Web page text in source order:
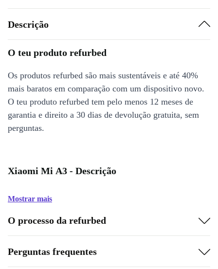
Descrição
O teu produto refurbed
Os produtos refurbed são mais sustentáveis e até 40%
mais baratos em comparação com um dispositivo novo.
O teu produto refurbed tem pelo menos 12 meses de
garantia e direito a 30 dias de devolução gratuita, sem
perguntas.
Xiaomi Mi A3 - Descrição
Mostrar mais
O processo da refurbed
Perguntas frequentes